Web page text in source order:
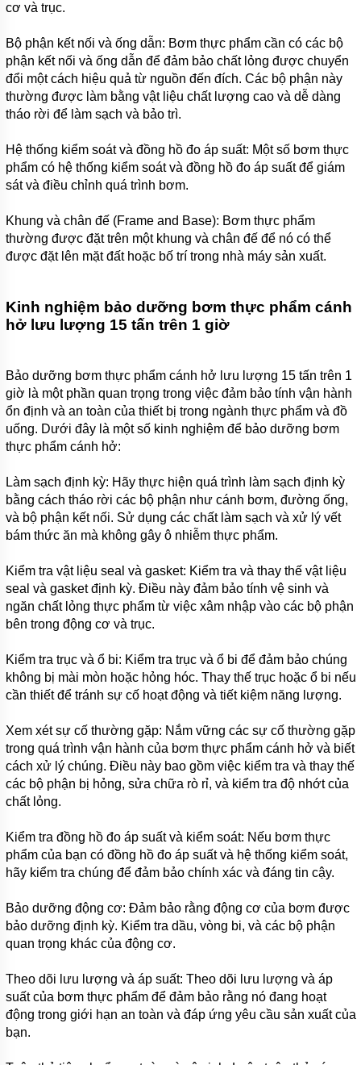
BƠM
CHÌM
HÚT
BÙN
CÁT
TRỤC
ĐỨNG
NSQ
MÁY
BƠM
BÙN
BỌT
TRỤC
ĐỨNG
MÁY
BƠM
ZIDONG
SERI
ZG
MÁY
BƠM
BÙN
ỐNG
HÚT
PHẢN
LỰC
SERI ZN
MÁY BƠM
ĐẶT CHÌM
HÚT BÙN
HYDROMAN
MÁY BƠM
ĐẶT CHÌM
HÚT BÙN
HYDROMAN
SERI TSQ
MÁY BƠM
BÙN THỦY
LỰC
HYDROMAN
MÁY BƠM
NẠO VÉT
BÙN THỦY
HYDROMAN
SERI TQSY
MÁY
MĂNG
HUAYUN
SERI
IHP
cơ và trục.
Bộ phận kết nối và ống dẫn: Bơm thực phẩm cần có các bộ
phận kết nối và ống dẫn để đảm bảo chất lỏng được chuyển
đổi một cách hiệu quả từ nguồn đến đích. Các bộ phận này
thường được làm bằng vật liệu chất lượng cao và dễ dàng
tháo rời để làm sạch và bảo trì.
Hệ thống kiểm soát và đồng hồ đo áp suất: Một số bơm thực
phẩm có hệ thống kiểm soát và đồng hồ đo áp suất để giám
sát và điều chỉnh quá trình bơm.
Khung và chân đế (Frame and Base): Bơm thực phẩm
thường được đặt trên một khung và chân đế để nó có thể
được đặt lên mặt đất hoặc bố trí trong nhà máy sản xuất.
Kinh nghiệm bảo dưỡng bơm thực phẩm cánh
hở lưu lượng 15 tấn trên 1 giờ
Bảo dưỡng bơm thực phẩm cánh hở lưu lượng 15 tấn trên 1
giờ là một phần quan trọng trong việc đảm bảo tính vận hành
ổn định và an toàn của thiết bị trong ngành thực phẩm và đồ
uống. Dưới đây là một số kinh nghiệm để bảo dưỡng bơm
thực phẩm cánh hở:
Làm sạch định kỳ: Hãy thực hiện quá trình làm sạch định kỳ
bằng cách tháo rời các bộ phận như cánh bơm, đường ống,
và bộ phận kết nối. Sử dụng các chất làm sạch và xử lý vết
bám thức ăn mà không gây ô nhiễm thực phẩm.
Kiểm tra vật liệu seal và gasket: Kiểm tra và thay thế vật liệu
seal và gasket định kỳ. Điều này đảm bảo tính vệ sinh và
ngăn chất lỏng thực phẩm từ việc xâm nhập vào các bộ phận
bên trong động cơ và trục.
Kiểm tra trục và ổ bi: Kiểm tra trục và ổ bi để đảm bảo chúng
không bị mài mòn hoặc hỏng hóc. Thay thế trục hoặc ổ bi nếu
cần thiết để tránh sự cố hoạt động và tiết kiệm năng lượng.
Xem xét sự cố thường gặp: Nắm vững các sự cố thường gặp
trong quá trình vận hành của bơm thực phẩm cánh hở và biết
cách xử lý chúng. Điều này bao gồm việc kiểm tra và thay thế
các bộ phận bị hỏng, sửa chữa rò rỉ, và kiểm tra độ nhớt của
chất lỏng.
Kiểm tra đồng hồ đo áp suất và kiểm soát: Nếu bơm thực
phẩm của bạn có đồng hồ đo áp suất và hệ thống kiểm soát,
hãy kiểm tra chúng để đảm bảo chính xác và đáng tin cậy.
Bảo dưỡng động cơ: Đảm bảo rằng động cơ của bơm được
bảo dưỡng định kỳ. Kiểm tra dầu, vòng bi, và các bộ phận
quan trọng khác của động cơ.
Theo dõi lưu lượng và áp suất: Theo dõi lưu lượng và áp
suất của bơm thực phẩm để đảm bảo rằng nó đang hoạt
động trong giới hạn an toàn và đáp ứng yêu cầu sản xuất của
bạn.